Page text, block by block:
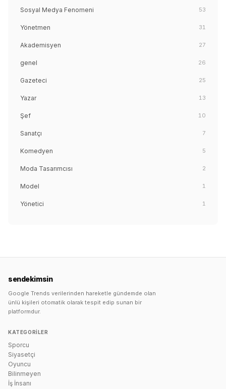
Sosyal Medya Fenomeni 53
Yönetmen 31
Akademisyen 27
genel 26
Gazeteci 25
Yazar 13
Şef 10
Sanatçı 7
Komedyen 5
Moda Tasarımcısı 2
Model 1
Yönetici 1
sendekimsin
Google Trends verilerinden hareketle gündemde olan
ünlü kişileri otomatik olarak tespit edip sunan bir
platformdur.
KATEGORILER
Sporcu
Siyasetçi
Oyuncu
Bilinmeyen
İş İnsanı